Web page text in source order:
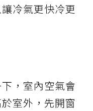
冷氣更快冷更
，室內空氣會
室外，先開窗